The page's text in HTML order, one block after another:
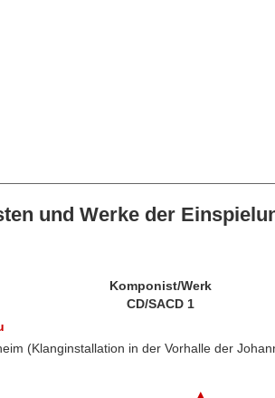
und Werke der
Komponist/Werk
CD/SACD 1
(Klanginstallation in der Vorhalle der